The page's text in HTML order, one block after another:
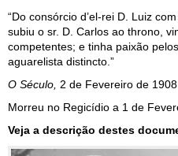
“Do consórcio d’el-rei D. Luiz
subiu o sr. D. Carlos ao throno,
competentes; e tinha paixão
aguarelista distincto.”
O Século, 2 de Fevereiro de 1908
Morreu no Regicídio a 1 de
Veja a descrição destes